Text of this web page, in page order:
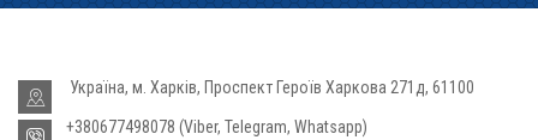
Україна, м. Харків, Проспект Героїв Харкова 271д, 61100
+380677498078 (Viber, Telegram, Whatsapp)